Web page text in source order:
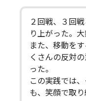
２回戦、３回
り上がった。大
また、移動を
くさんの反対
った。
この実践では
も、笑顔で取り